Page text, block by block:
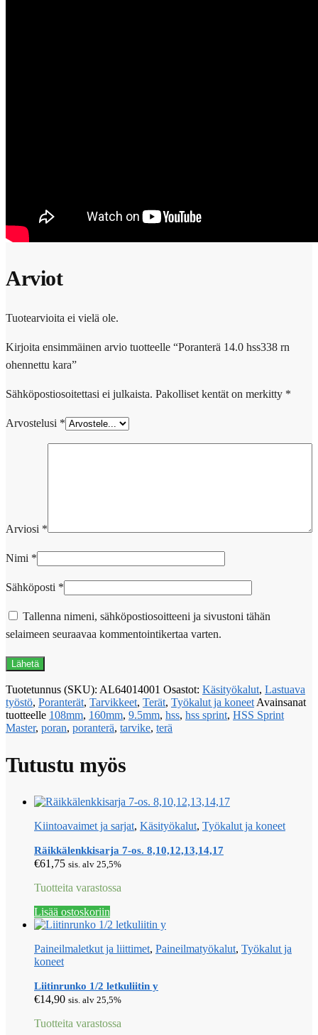
Arviot
Tuotearvioita ei vielä ole.
Kirjoita ensimmäinen arvio tuotteelle “Poranterä 14.0 hss338 rn
ohennettu kara”
Sähköpostiosoitettasi ei julkaista. Pakolliset kentät on merkitty *
Arvostelusi *
Arviosi *
Nimi *
Sähköposti *
Tallenna nimeni, sähköpostiosoitteeni ja sivustoni tähän
selaimeen seuraavaa kommentointikertaa varten.
Tuotetunnus (SKU): AL64014001 Osastot: Käsityökalut, Lastuava
työstö, Poranterät, Tarvikkeet, Terät, Työkalut ja koneet Avainsanat
tuotteelle 108mm, 160mm, 9.5mm, hss, hss sprint, HSS Sprint
Master, poran, poranterä, tarvike, terä
Tutustu myös
Kiintoavaimet ja sarjat, Käsityökalut, Työkalut ja koneet
Räikkälenkkisarja 7-os. 8,10,12,13,14,17
€61,75 sis. alv 25,5%
Tuotteita varastossa
Lisää ostoskoriin
Paineilmaletkut ja liittimet, Paineilmatyökalut, Työkalut ja
koneet
Liitinrunko 1/2 letkuliitin y
€14,90 sis. alv 25,5%
Tuotteita varastossa